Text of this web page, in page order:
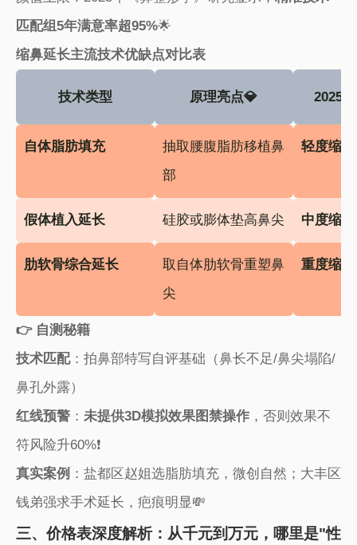
匹配组5年满意率超95%​​🌟
​缩鼻延长主流技术优缺点对比表​
技术类型 原理亮点💎 2025
​自体脂肪填充​
抽取腰腹脂肪移植鼻
部
轻度缩
​假体植入延长​ 硅胶或膨体垫高鼻尖 中度缩
​肋软骨综合延长​
取自体肋软骨重塑鼻
尖
重度缩
​👉 自测秘籍​
​技术匹配​​：拍鼻部特写自评基础（鼻长不足/鼻尖塌陷/
鼻孔外露）
​红线预警​​：​ ​未提供3D模拟效果图禁操作​​，否则效果不
符风险升60%❗
​真实案例​ ​：盐都区赵姐选脂肪填充，微创自然；大丰区
钱弟强求手术延长，疤痕明显💸
三、价格表深度解析：从千元到万元，哪里是"性